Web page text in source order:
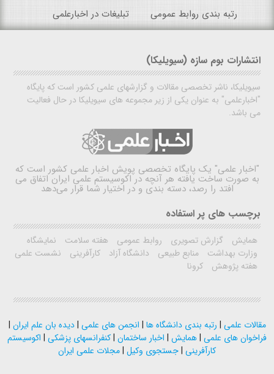
رتبه بندی روابط عمومی تبلیغات در اخبارعلمی
انتشارات بوم سازه (سیویلیکا)
سیویلیکا، ناشر تخصصی مقالات و گزارشهای علمی کشور است که پایگاه
"اخبارعلمی" به عنوان یکی از زیر مجموعه های سیویلیکا در حال فعالیت
می باشد.
"اخبار علمی" یک پایگاه تخصصی پویش اخبار علمی کشور است که
به صورت ساخت یافته هر آنچه در اکوسیستم علمی ایران اتفاق می
افتد را رصد، دسته بندی و در اختیار شما قرار می‌دهد
برچسب های پر استفاده
همایش گزارش تصویری روابط عمومی هفته سلامت
نمایشگاه
وزارت بهداشت
منابع طبیعی دانشگاه آزاد کارآفرینی
نشست علمی
هفته پژوهش
کرونا
مقالات علمی | رتبه بندی دانشگاه ها | انجمن های علمی |دیده بان علم ایران |
فراخوان های علمی |همایش | اخبار ساختمان |کنفرانسهای پزشکی | اکوسیستم
کارآفرینی |جستجوی وکیل |مجلات علمی ایران